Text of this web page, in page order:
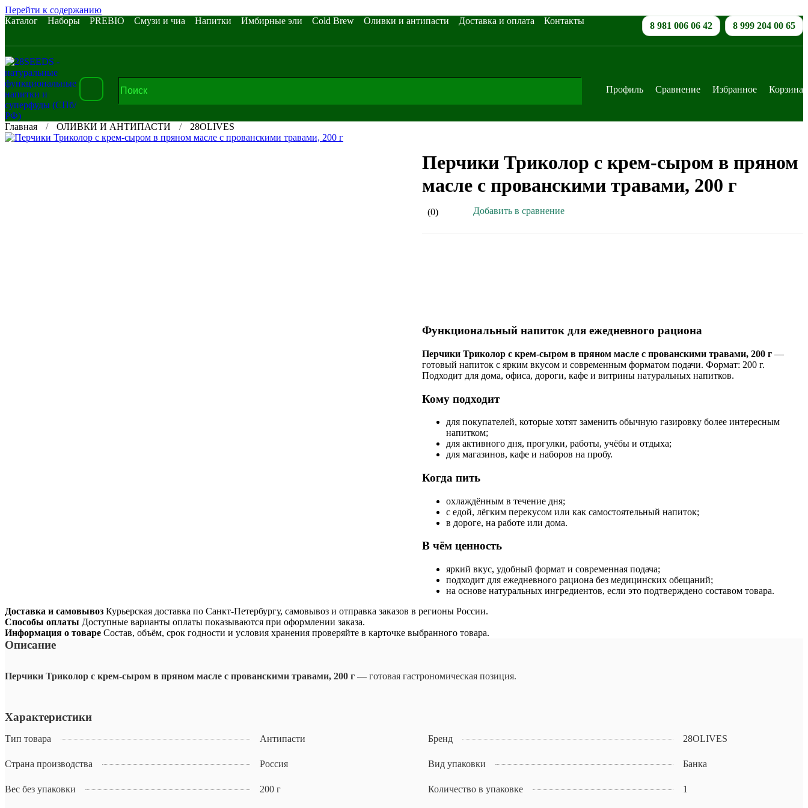
Перейти к содержанию
Каталог
Наборы PREBIO Смузи и чиа Напитки Имбирные эли Cold Brew Оливки и антипасти Доставка и оплата Контакты 8 981 006 06 42 8 999 204 00 65
Профиль Сравнение Избранное Корзина
Главная ОЛИВКИ И АНТИПАСТИ 28OLIVES
Перчики Триколор с крем-сыром в пряном
масле с прованскими травами, 200 г
(0) Добавить в сравнение
Функциональный напиток для ежедневного рациона
Перчики Триколор с крем-сыром в пряном масле с прованскими травами, 200 г —
готовый напиток с ярким вкусом и современным форматом подачи. Формат: 200 г.
Подходит для дома, офиса, дороги, кафе и витрины натуральных напитков.
Кому подходит
для покупателей, которые хотят заменить обычную газировку более интересным
напитком;
для активного дня, прогулки, работы, учёбы и отдыха;
для магазинов, кафе и наборов на пробу.
Когда пить
охлаждённым в течение дня;
с едой, лёгким перекусом или как самостоятельный напиток;
в дороге, на работе или дома.
В чём ценность
яркий вкус, удобный формат и современная подача;
подходит для ежедневного рациона без медицинских обещаний;
на основе натуральных ингредиентов, если это подтверждено составом товара.
Доставка и самовывоз Курьерская доставка по Санкт-Петербургу, самовывоз и отправка заказов в регионы России.
Способы оплаты Доступные варианты оплаты показываются при оформлении заказа.
Информация о товаре Состав, объём, срок годности и условия хранения проверяйте в карточке выбранного товара.
Описание
Перчики Триколор с крем-сыром в пряном масле с прованскими травами, 200 г — готовая гастрономическая позиция.
Характеристики
Тип товара Антипасти Бренд 28OLIVES
Страна производства Россия Вид упаковки Банка
Вес без упаковки 200 г Количество в упаковке 1